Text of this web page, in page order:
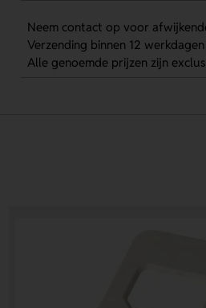
Neem contact op voor
Verzending binnen 12
Alle genoemde prijzen zijn